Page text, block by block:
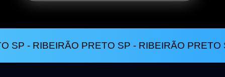
SP - RIBEIRÃO PRETO SP - RIBEIRÃO